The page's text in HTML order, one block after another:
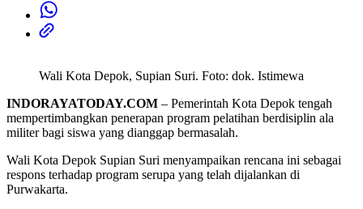
Wali Kota Depok, Supian Suri. Foto: dok. Istimewa
INDORAYATODAY.COM – Pemerintah Kota Depok tengah
mempertimbangkan penerapan program pelatihan berdisiplin ala
militer bagi siswa yang dianggap bermasalah.
Wali Kota Depok Supian Suri menyampaikan rencana ini sebagai
respons terhadap program serupa yang telah dijalankan di
Purwakarta.